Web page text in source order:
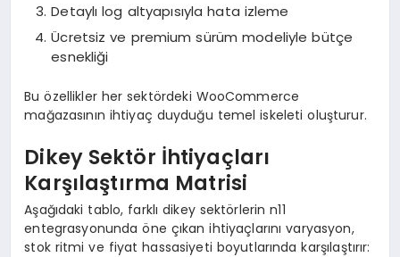
Detaylı log altyapısıyla hata izleme
Ücretsiz ve premium sürüm modeliyle bütçe
esnekliği
Bu özellikler her sektördeki WooCommerce
mağazasının ihtiyaç duyduğu temel iskeleti oluşturur.
Dikey Sektör İhtiyaçları
Karşılaştırma Matrisi
Aşağıdaki tablo, farklı dikey sektörlerin n11
entegrasyonunda öne çıkan ihtiyaçlarını varyasyon,
stok ritmi ve fiyat hassasiyeti boyutlarında karşılaştırır: